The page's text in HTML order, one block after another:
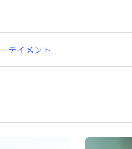
テイメント